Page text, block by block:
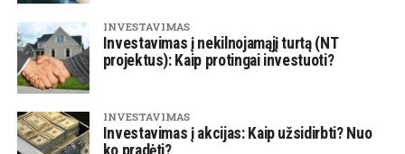
INVESTAVIMAS
Investavimas į nekilnojamąjį turtą (NT
projektus): Kaip protingai investuoti?
INVESTAVIMAS
Investavimas į akcijas: Kaip užsidirbti? Nuo